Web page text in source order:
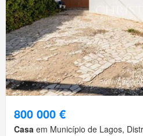
800 000 €
Casa em Município de Lagos,